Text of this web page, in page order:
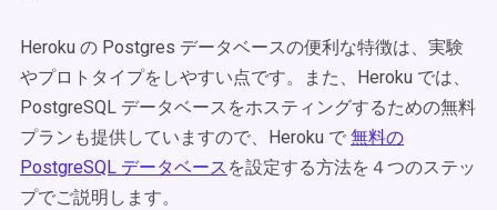
Heroku の Postgres データベースの便利な特徴は、実験
やプロトタイプをしやすい点です。また、Heroku では、
PostgreSQL データベースをホスティングするための無料
プランも提供していますので、Heroku で 無料の
PostgreSQL データベース を設定する方法を４つのステッ
プでご説明します。